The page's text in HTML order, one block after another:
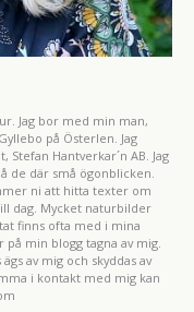
Jag bor med min man,
på Österlen. Jag
Hantverkar´n AB. Jag
de där små ögonblicken.
ni att hitta texter om
dag. Mycket naturbilder
finns ofta med i mina
på min blogg tagna av mig.
av mig och skyddas av
i kontakt med mig kan